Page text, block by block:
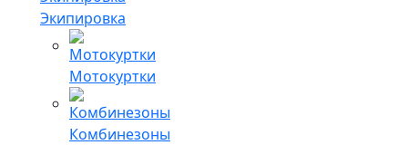
Экипировка
Мотокуртки
Комбинезоны